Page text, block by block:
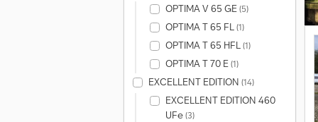
OPTIMA V 65 GE(5)
OPTIMA T 65 FL(1)
OPTIMA T 65 HFL(1)
OPTIMA T 70 E(1)
EXCELLENT EDITION (14)
EXCELLENT EDITION 460
UFe(3)